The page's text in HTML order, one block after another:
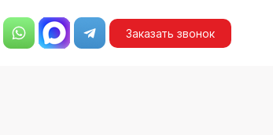
Заказать звонок